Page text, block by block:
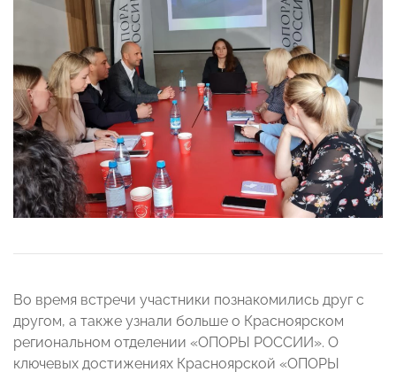
Во время встречи участники познакомились друг с
другом, а также узнали больше о Красноярском
региональном отделении «ОПОРЫ РОССИИ». О
ключевых достижениях Красноярской «ОПОРЫ